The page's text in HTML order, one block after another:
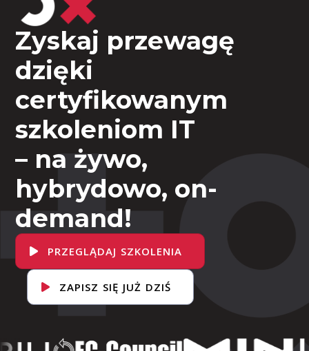
Zyskaj przewagę
dzięki
certyfikowanym
szkoleniom IT
– na żywo,
hybrydowo, on-
demand!
PRZEGLĄDAJ SZKOLENIA
ZAPISZ SIĘ JUŻ DZIŚ